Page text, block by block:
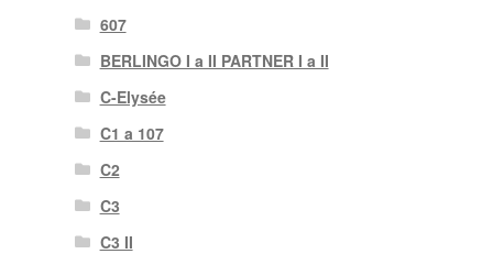
607
BERLINGO I a II PARTNER I a II
C-Elysée
C1 a 107
C2
C3
C3 II